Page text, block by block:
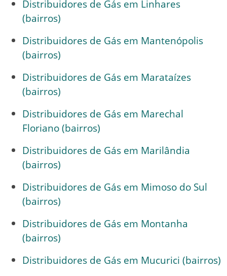
Distribuidores de Gás em Linhares
(bairros)
Distribuidores de Gás em Mantenópolis
(bairros)
Distribuidores de Gás em Marataízes
(bairros)
Distribuidores de Gás em Marechal
Floriano (bairros)
Distribuidores de Gás em Marilândia
(bairros)
Distribuidores de Gás em Mimoso do Sul
(bairros)
Distribuidores de Gás em Montanha
(bairros)
Distribuidores de Gás em Mucurici (bairros)